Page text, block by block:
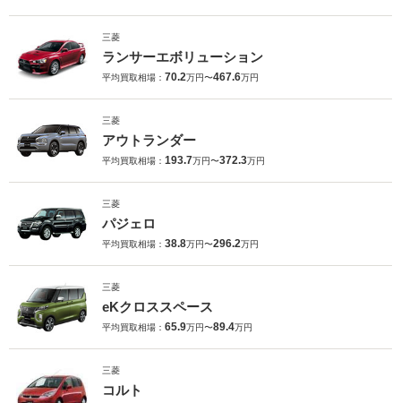
三菱
ランサーエボリューション
平均買取相場： 70.2万円〜467.6万円
三菱
アウトランダー
平均買取相場： 193.7万円〜372.3万円
三菱
パジェロ
平均買取相場： 38.8万円〜296.2万円
三菱
eKクロススペース
平均買取相場： 65.9万円〜89.4万円
三菱
コルト